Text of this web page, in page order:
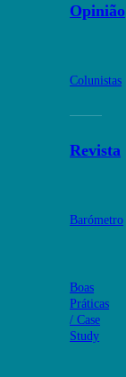
Opinião
Colunistas
Revista
Barómetro
Boas
Práticas
/ Case
Study